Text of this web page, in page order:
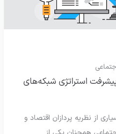
استراتژی شبکه‌های
از نظریه پردازان اقتصاد و